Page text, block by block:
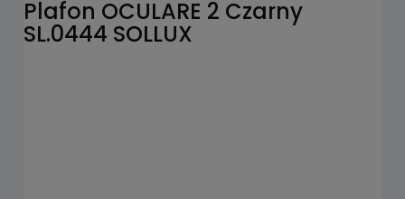
Plafon OCULARE 2 Czarny
SL.0444 SOLLUX